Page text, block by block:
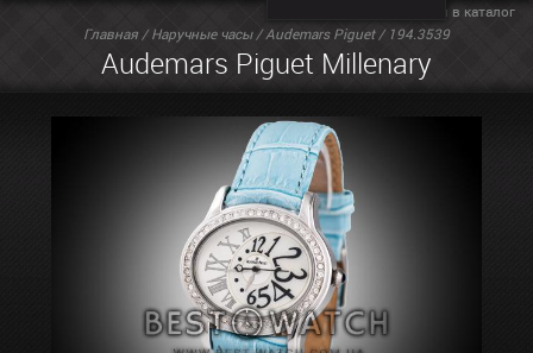
Главная /Наручные часы/Audemars Piguet/ 194.3539
Audemars Piguet Millenary
Вернуться в каталог